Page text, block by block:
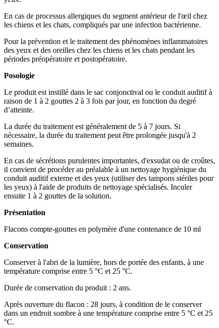
En cas de processus allergiques du segment antérieur de l'œil chez
les chiens et les chats, compliqués par une infection bactérienne.
Pour la prévention et le traitement des phénomènes inflammatoires
des yeux et des oreilles chez les chiens et les chats pendant les
périodes préopératoire et postopératoire.
Posologie
Le produit est instillé dans le sac conjonctival ou le conduit auditif à
raison de 1 à 2 gouttes 2 à 3 fois par jour, en fonction du degré
d’atteinte.
La durée du traitement est généralement de 5 à 7 jours. Si
nécessaire, la durée du traitement peut être prolongée jusqu'à 2
semaines.
En cas de sécrétions purulentes importantes, d'exsudat ou de croûtes,
il convient de procéder au préalable à un nettoyage hygiénique du
conduit auditif externe et des yeux (utiliser des tampons stériles pour
les yeux) à l'aide de produits de nettoyage spécialisés. Inculer
ensuite 1 à 2 gouttes de la solution.
Présentation
Flacons compte-gouttes en polymère d'une contenance de 10 ml
Conservation
Conserver à l'abri de la lumière, hors de portée des enfants, à une
température comprise entre 5 °C et 25 °C.
Durée de conservation du produit : 2 ans.
Après ouverture du flacon : 28 jours, à condition de le conserver
dans un endroit sombre à une température comprise entre 5 °C et 25
°C.